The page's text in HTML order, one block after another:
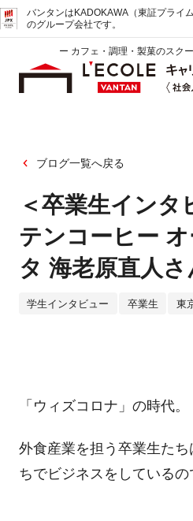
バンタンはKADOKAWA（東証プライム
のグループ会社です。
ー カフェ・調理・製菓のスク
ブログ一覧へ戻る
＜卒業生インタ
テンコーヒー
タ 海老原直人さ
学生インタビュー 卒業生 東
「ウィズコロナ」の時代。
外食産業を担う卒業生た
ちでビジネスをしているの